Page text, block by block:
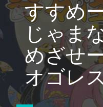
すすめ
じゃま
めざせ
オゴレ